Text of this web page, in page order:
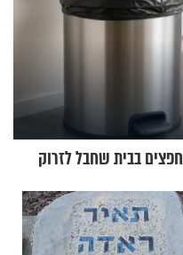
מפקקי שעם ועד קרטוני ביצים: 10 חפצים בבית שחבל לזרוק